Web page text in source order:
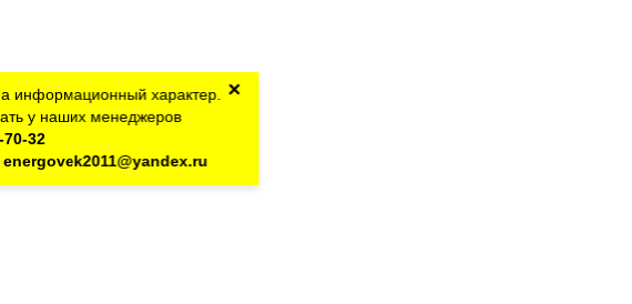
информационный характер.
у наших менеджеров
70-32
energovek2011@yandex.ru
×